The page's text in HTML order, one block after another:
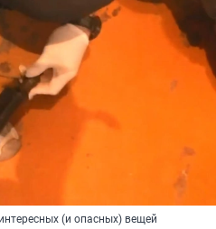
(и опасных) вещей